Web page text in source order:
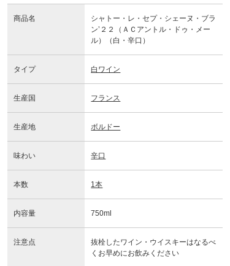
商品名
シャトー・レ・セプ・シェーヌ・ブラ
ン’２２（ＡＣアントル・ドゥ・メー
ル）（白・辛口）
タイプ 白ワイン
生産国 フランス
生産地 ボルドー
味わい 辛口
本数 1本
内容量 750ml
注意点
抜栓したワイン・ウイスキーはなるべ
くお早めにお飲みください